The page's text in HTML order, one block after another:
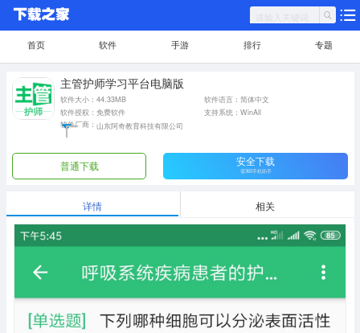
首页 软件 手游 排行 专题
主管护师学习平台电脑版
软件大小：44.33MB
软件语言：简体中文
软件授权：免费软件
支持系统：WinAll
软件厂商： 山东阿奇教育科技有限公司
普通下载 安全下载
需360手机助手
详情 相关